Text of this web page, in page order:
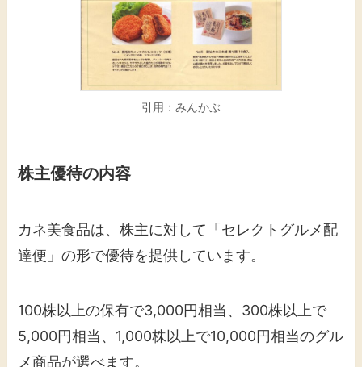
引用：みんかぶ
株主優待の内容
カネ美食品は、株主に対して「セレクトグルメ配
達便」の形で優待を提供しています。
100株以上の保有で3,000円相当、300株以上で
5,000円相当、1,000株以上で10,000円相当のグル
メ商品が選べます。